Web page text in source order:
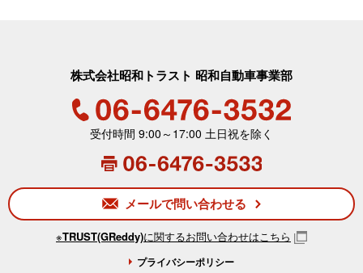
株式会社昭和トラスト 昭和自動車事業部
06-6476-3532
受付時間 9:00～17:00 土日祝を除く
メールで問い合わせる
※TRUST(GReddy)に関するお問い合わせはこちら
プライバシーポリシー